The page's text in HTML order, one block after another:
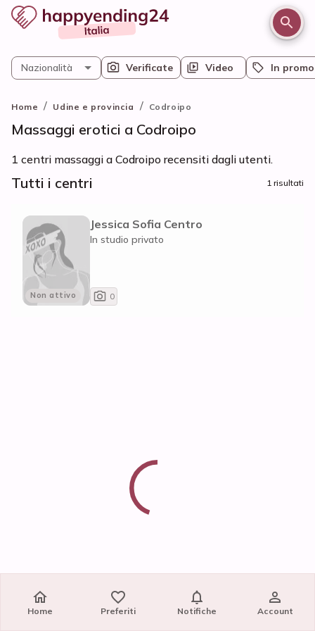
Verificate Video In promo
Nazionalità
Home / Udine e provincia / Codroipo
Massaggi erotici a Codroipo
1 centri massaggi a Codroipo recensiti dagli utenti.
Tutti i centri 1 risultati
Non attivo
Jessica Sofia Centro
In studio privato
0
Home Preferiti Notifiche Account